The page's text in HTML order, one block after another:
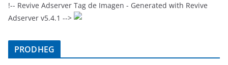
!-- Revive Adserver Tag de Imagen - Generated with Revive
Adserver v5.4.1 -->
PRODHEG